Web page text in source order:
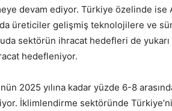
devam ediyor. Türkiye özelinde ise
üreticiler gelişmiş teknolojilere ve
sektörün ihracat hedefleri de
hedefleniyor.
2025 yılına kadar yüzde 6-8
İklimlendirme sektöründe